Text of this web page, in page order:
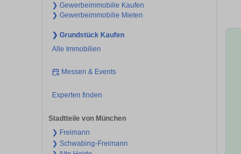
❯ Gewerbeimmobilie Kaufen
❯ Gewerbeimmobilie Mieten
❯ Grundstück Kaufen
Alle Immobilien
Messen & Events
Experten finden
Stadtteile von München
❯ Freimann
❯ Schwabing-Freimann